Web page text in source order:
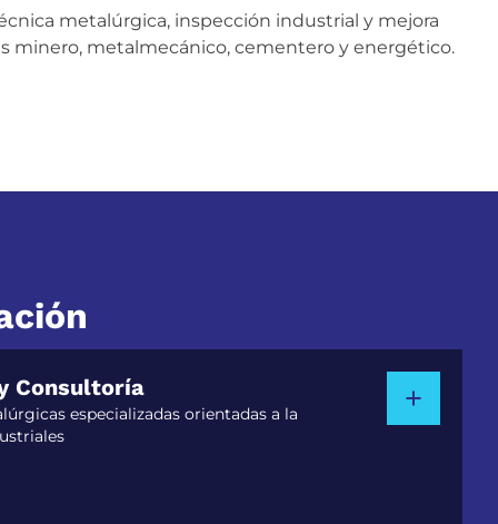
metalúrgica, inspección industrial y mejora
minero, metalmecánico, cementero y energético.
Consultoría
especializadas orientadas a la